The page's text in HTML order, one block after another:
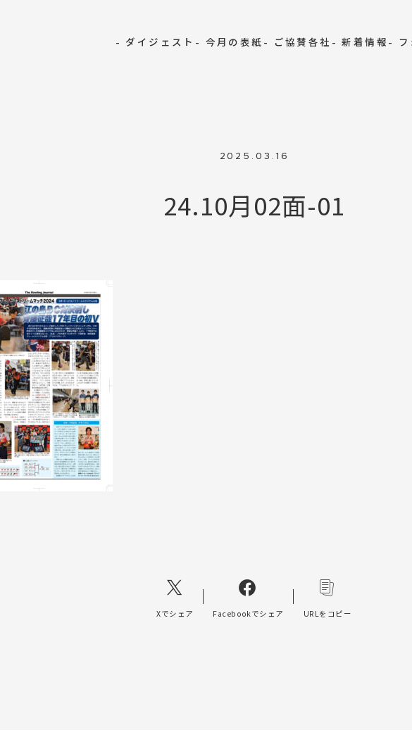
- ダイジェスト - 今月の表紙 - ご協賛各社 - 新着情報 - フ
2025.03.16
24.10月02面-01
Xでシェア Facebookでシェア URLをコピー